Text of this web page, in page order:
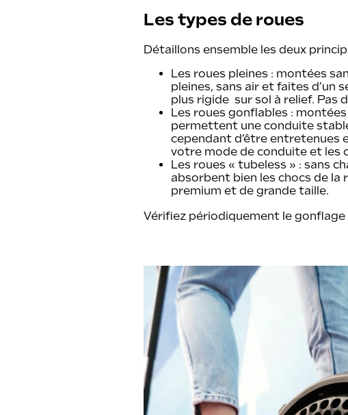
Les types de roues
Détaillons ensemble les deux
Les roues pleines : montées
pleines, sans air et faites d’un
plus rigide sur sol à relief. Pas
Les roues gonflables :
permettent une conduite
cependant d’être entretenues
votre mode de conduite et les
Les roues « tubeless » : sans
absorbent bien les chocs de
premium et de grande taille.
Vérifiez périodiquement le gonflage